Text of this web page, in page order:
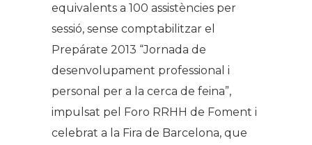
equivalents a 100 assistències per
sessió, sense comptabilitzar el
Prepárate 2013 “Jornada de
desenvolupament professional i
personal per a la cerca de feina”,
impulsat pel Foro RRHH de Foment i
celebrat a la Fira de Barcelona, que